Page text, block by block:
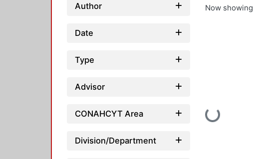
Author
Date
Type
Advisor
CONAHCYT Area
Division/Department
Now showing
Loading...